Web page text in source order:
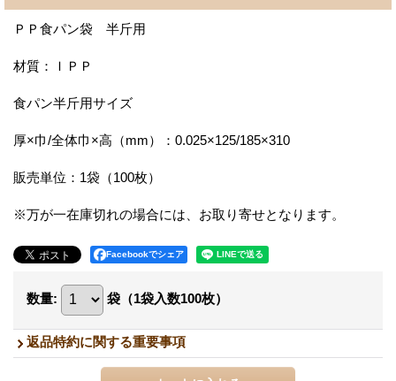
ＰＰ食パン袋 半斤用
材質：ＩＰＰ
食パン半斤用サイズ
厚×巾/全体巾×高（mm）：0.025×125/185×310
販売単位：1袋（100枚）
※万が一在庫切れの場合には、お取り寄せとなります。
Facebookでシェア
数量: 袋（1袋入数100枚）
返品特約に関する重要事項